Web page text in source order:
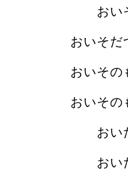
おい
おいそだ
おいその
おいその
おい
おい